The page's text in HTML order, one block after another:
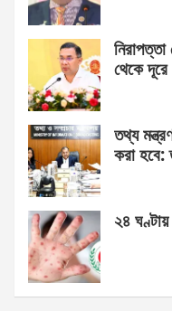
থেকে দূরে
তথ্য
করা হবে:
২৪